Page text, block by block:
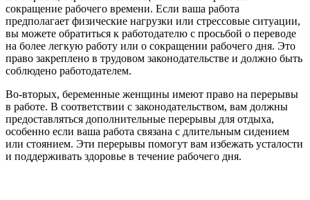
сокращение рабочего времени. Если ваша работа
предполагает физические нагрузки или стрессовые ситуации,
вы можете обратиться к работодателю с просьбой о переводе
на более легкую работу или о сокращении рабочего дня. Это
право закреплено в трудовом законодательстве и должно быть
соблюдено работодателем.
Во-вторых, беременные женщины имеют право на перерывы
в работе. В соответствии с законодательством, вам должны
предоставляться дополнительные перерывы для отдыха,
особенно если ваша работа связана с длительным сидением
или стоянием. Эти перерывы помогут вам избежать усталости
и поддерживать здоровье в течение рабочего дня.